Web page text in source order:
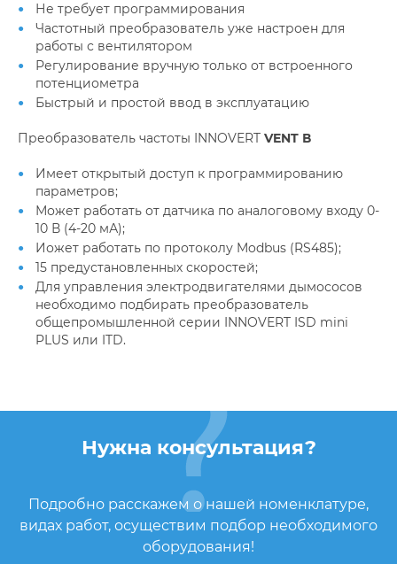
Не требует программирования
Частотный преобразователь уже настроен для
работы с вентилятором
Регулирование вручную только от встроенного
потенциометра
Быстрый и простой ввод в эксплуатацию
Преобразователь частоты INNOVERT VENT В
Имеет открытый доступ к программированию
параметров;
Может работать от датчика по аналоговому входу 0-
10 В (4-20 мА);
Иожет работать по протоколу Modbus (RS485);
15 предустановленных скоростей;
Для управления электродвигателями дымососов
необходимо подбирать преобразователь
общепромышленной серии INNOVERT ISD mini
PLUS или ITD.
Нужна консультация?
Подробно расскажем о нашей номенклатуре,
видах работ, осуществим подбор необходимого
оборудования!